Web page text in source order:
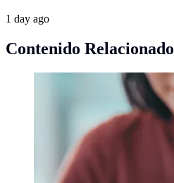
1 day ago
Contenido Relacionado